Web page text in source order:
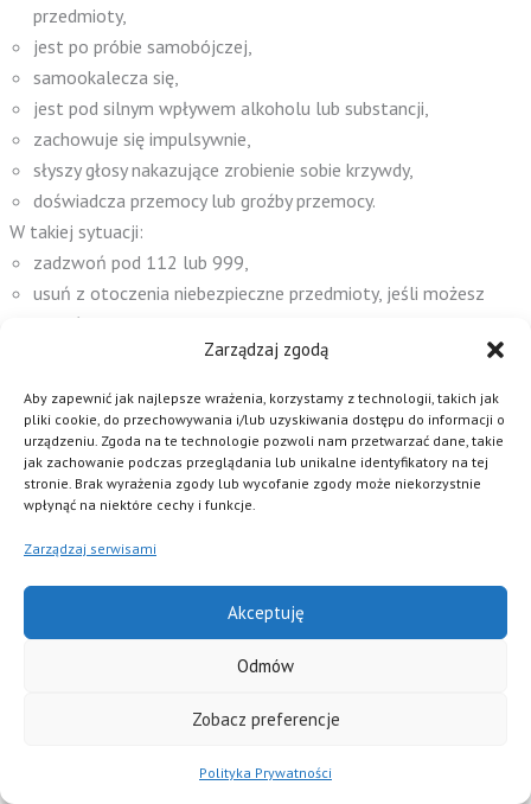
Zarządzaj zgodą
Aby zapewnić jak najlepsze wrażenia, korzystamy z technologii, takich jak
pliki cookie, do przechowywania i/lub uzyskiwania dostępu do informacji o
urządzeniu. Zgoda na te technologie pozwoli nam przetwarzać dane, takie
jak zachowanie podczas przeglądania lub unikalne identyfikatory na tej
stronie. Brak wyrażenia zgody lub wycofanie zgody może niekorzystnie
wpłynąć na niektóre cechy i funkcje.
Zarządzaj serwisami
Akceptuję
Odmów
Zobacz preferencje
Polityka Prywatności
przedmioty,
jest po próbie samobójczej,
samookalecza się,
jest pod silnym wpływem alkoholu lub substancji,
zachowuje się impulsywnie,
słyszy głosy nakazujące zrobienie sobie krzywdy,
doświadcza przemocy lub groźby przemocy.
W takiej sytuacji:
zadzwoń pod 112 lub 999,
usuń z otoczenia niebezpieczne przedmioty, jeśli możesz
zrobić to bezpiecznie,
zostań z osobą do czasu przyjazdu pomocy,
mów spokojnie i krótko,
nie wdawaj się w kłótnie ani moralizowanie.
Co robić po ustąpieniu ostrego kryzysu?
wszystkim”. Czasem rzeczywiście kryzys był jednorazową reakcją
na trudne wydarzenie. Jednak często po ostrej fazie przychodzi
zmęczenie, wstyd, pustka albo lęk przed powtórką. Dlatego
Dalsze formy wsparcia i leczenia